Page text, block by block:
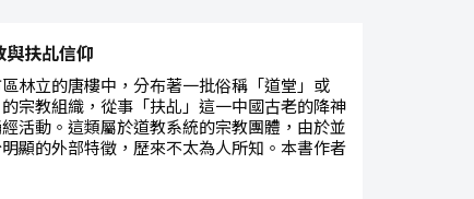
與扶乩信仰
林立的唐樓中，分布著一批俗稱「道堂」或
的宗教組織，從事「扶乩」這一中國古老的降神
活動。這類屬於道教系統的宗教團體，由於並
顯的外部特徵，歷來不太為人所知。本書作者